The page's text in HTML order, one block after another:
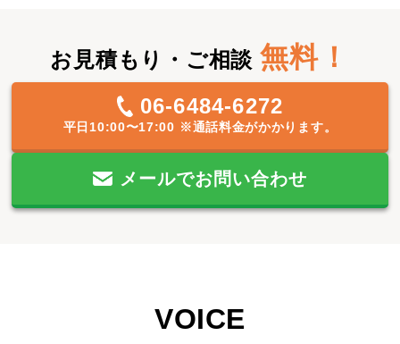
お見積もり・ご相談 無料！
06-6484-6272
平日10:00〜17:00 ※通話料金がかかります。
メールでお問い合わせ
VOICE